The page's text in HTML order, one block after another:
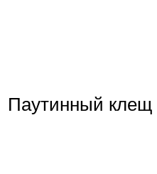
Паутинный клещ